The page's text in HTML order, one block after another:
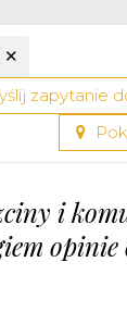
✕
zapytanie
i